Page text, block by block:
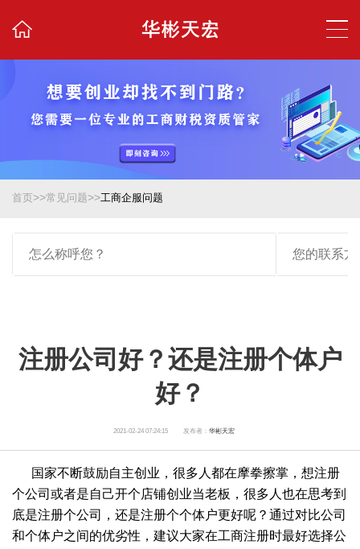
首页>>常见问题>>工商企服问题
注册公司好？还是注册个体户
好？
2021-02-24 07:24:15 发布者： 华彬天宏
国家不断鼓励自主创业，很多人都在摩拳擦掌，想注册
个公司或者是自己开个店铺创业当老板，很多人也在思考到
底是注册个公司，还是注册个个体户更好呢？通过对比公司
和个体户之间的优劣性，建议大家在工商注册时最好选择公